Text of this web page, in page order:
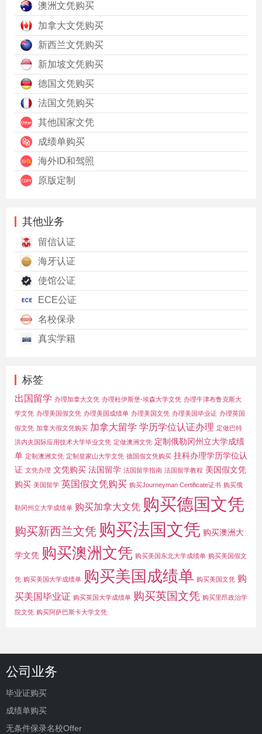
澳洲文凭购买
加拿大文凭购买
新西兰文凭购买
新加坡文凭购买
德国文凭购买
法国文凭购买
其他国家文凭
成绩单购买
海外ID和驾照
原版定制
其他业务
留信认证
海牙认证
使馆公证
ECE公证
名校保录
真实学籍
标签
出国留学 办理加拿大文凭 办理杜伊斯堡-埃森大学文凭 办理牛津布鲁克斯大
学文凭 办理美国假文凭 办理美国成绩单 办理美国文凭 办理美国毕业证 办理英国
假文凭 加拿大假文凭购买 加拿大留学 学历学位认证办理 定做巴特
洪内夫国际应用技术大学毕业文凭 定做澳洲文凭 定制俄勒冈州立大学成绩
单 定制澳洲文凭 定制皇家山大学文凭 德国假文凭购买 挂科办理学历学位认
证 文凭办理 文凭购买 法国留学 法国留学指南 法国留学教程 美国假文凭
购买 美国留学 英国假文凭购买 购买Journeyman Certificate证书 购买俄
勒冈州立大学成绩单 购买加拿大文凭 购买德国文凭
购买新西兰文凭 购买法国文凭 购买澳洲大
学文凭 购买澳洲文凭 购买美国东北大学成绩单 购买美国假文
凭 购买美国大学成绩单 购买美国成绩单 购买美国文凭 购
买美国毕业证 购买英国大学成绩单 购买英国文凭 购买里昂政治学
院文凭 购买阿萨巴斯卡大学文凭
公司业务
毕业证购买
成绩单购买
无条件保录名校Offer